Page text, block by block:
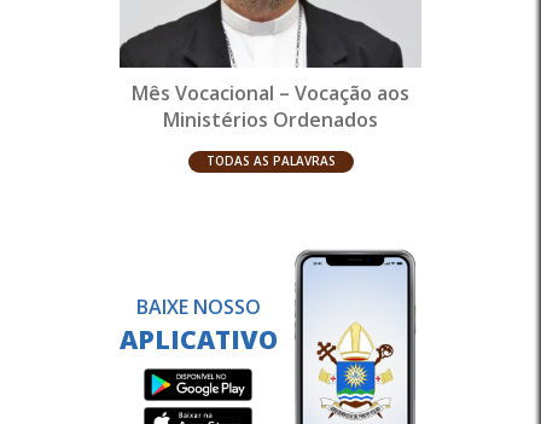
Mês Vocacional – Vocação aos
Ministérios Ordenados
TODAS AS PALAVRAS
BAIXE NOSSO
APLICATIVO